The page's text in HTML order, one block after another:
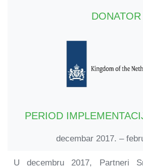
DONATOR
PERIOD
decembar 2017. –
U decembru 2017, Partneri